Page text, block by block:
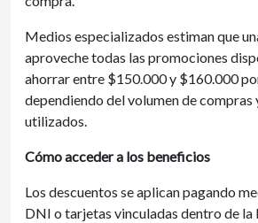
Medios especializados estiman que
aproveche todas las promociones
ahorrar entre $150.000 y $160.000
dependiendo del volumen de compras
utilizados.
Cómo acceder a los beneficios
Los descuentos se aplican pagando
DNI o tarjetas vinculadas dentro de